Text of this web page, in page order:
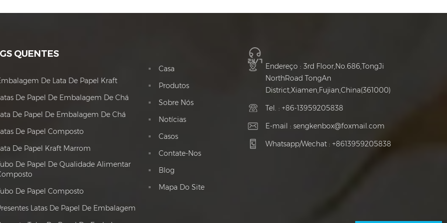
Endereço : 3rd Floor,No.686,TongJi
NorthRoad TongAn
District,Xiamen,Fujian,China(361000)
Tel. : +86-13959205838
E-mail : sengkenbox@foxmail.com
Whatsapp/Wechat : +8613959205838
QUENTES
De Lata De Papel Kraft
De Papel De Embalagem De Chá
De Papel De Embalagem De Chá
De Papel Composto
De Papel Kraft Marrom
De Papel De Qualidade Alimentar
De Papel Composto
Latas De Papel De Embalagem
Casa
Produtos
Sobre Nós
Notícias
Casos
Contate-Nos
Blog
Mapa Do Site